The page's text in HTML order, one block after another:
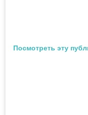
Посмотреть эту